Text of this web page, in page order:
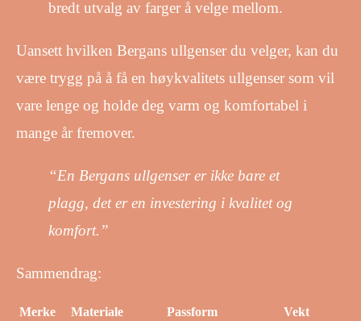
bredt utvalg av farger å velge mellom.
Uansett hvilken Bergans ullgenser du velger, kan du
være trygg på å få en høykvalitets ullgenser som vil
vare lenge og holde deg varm og komfortabel i
mange år fremover.
“En Bergans ullgenser er ikke bare et
plagg, det er en investering i kvalitet og
komfort.”
Sammendrag:
Merke Materiale Passform
Vekt